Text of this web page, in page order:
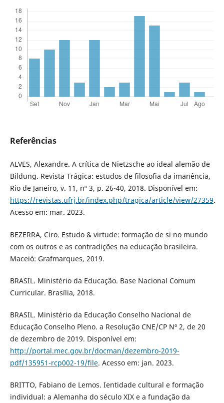
Referências
ALVES, Alexandre. A crítica de Nietzsche ao ideal alemão de
Bildung. Revista Trágica: estudos de filosofia da imanência,
Rio de Janeiro, v. 11, nº 3, p. 26-40, 2018. Disponível em:
https://revistas.ufrj.br/index.php/tragica/article/view/27359.
Acesso em: mar. 2023.
BEZERRA, Ciro. Estudo & virtude: formação de si no mundo
com os outros e as contradições na educação brasileira.
Maceió: Grafmarques, 2019.
BRASIL. Ministério da Educação. Base Nacional Comum
Curricular. Brasília, 2018.
BRASIL. Ministério da Educação Conselho Nacional de
Educação Conselho Pleno. a Resolução CNE/CP Nº 2, de 20
de dezembro de 2019. Disponível em:
http://portal.mec.gov.br/docman/dezembro-2019-
pdf/135951-rcp002-19/file. Acesso em: jan. 2023.
BRITTO, Fabiano de Lemos. Ientidade cultural e formação
individual: a Alemanha do século XIX e a fundação da